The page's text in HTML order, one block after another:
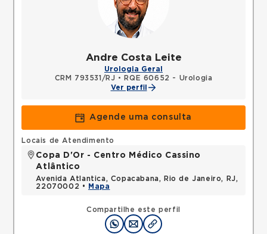
Andre Costa Leite
Urologia Geral
CRM 793531/RJ •
RQE 60652 - Urologia
Ver perfil
Agende uma consulta
Compartilhe este perfil
Locais de Atendimento
Copa D'Or - Centro Médico Cassino
Atlântico
Avenida Atlantica, Copacabana, Rio de Janeiro, RJ,
22070002 •
Mapa